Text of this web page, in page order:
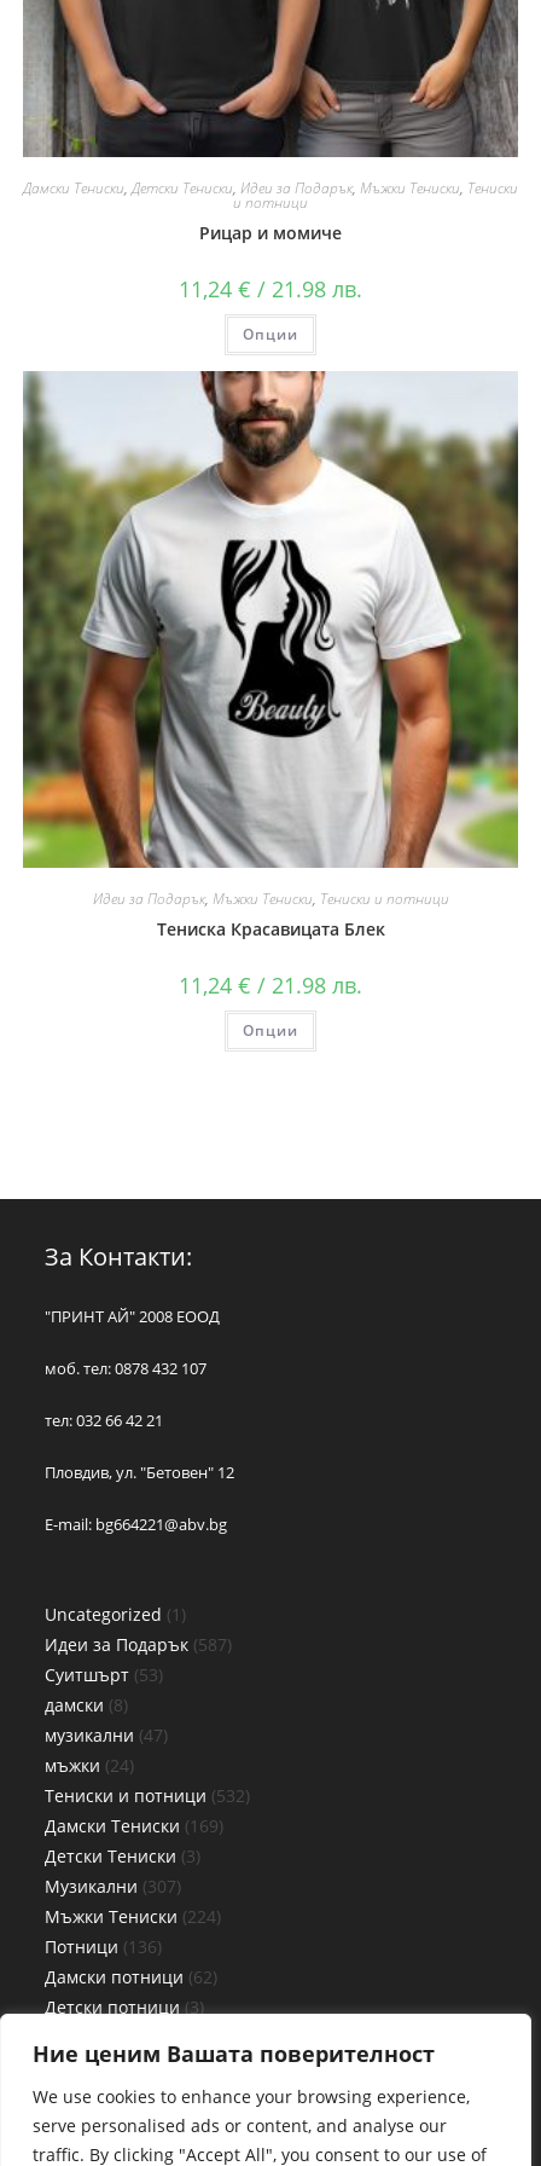
Ние ценим Вашата поверителност
We use cookies to enhance your browsing experience,
serve personalised ads or content, and analyse our
traffic. By clicking "Accept All", you consent to our use of
Дамски Тениски, Детски Тениски, Идеи за Подарък, Мъжки Тениски, Тениски
и потници
Рицар и момиче
11,24 € / 21.98 лв.
Опции
Идеи за Подарък, Мъжки Тениски, Тениски и потници
Тениска Красавицата Блек
11,24 € / 21.98 лв.
Опции
За Контакти:
"ПРИНТ АЙ" 2008 ЕООД
моб. тел: 0878 432 107
тел: 032 66 42 21
Пловдив, ул. "Бетовен" 12
E-mail: bg664221@abv.bg
Uncategorized 1
Идеи за Подарък 587
Суитшърт 53
дамски 8
музикални 47
мъжки 24
Тениски и потници 532
Дамски Тениски 169
Детски Тениски 3
Музикални 307
Мъжки Тениски 224
Потници 136
Дамски потници 62
Детски потници 3
Чаши 27